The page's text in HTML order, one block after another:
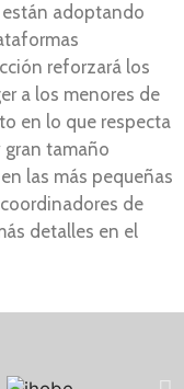
están adoptando
reforzará los
a los menores de
en lo que respecta
tamaño
las más pequeñas
de
detalles en el